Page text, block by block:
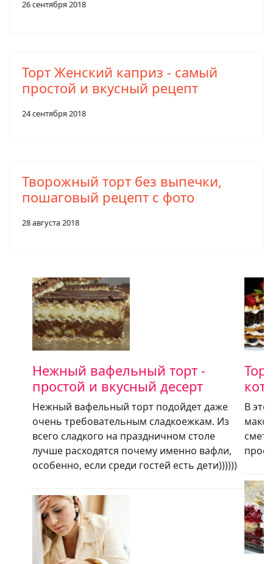
26 сентября 2018
Торт Женский каприз - самый
простой и вкусный рецепт
24 сентября 2018
Творожный торт без выпечки,
пошаговый рецепт с фото
28 августа 2018
Нежный вафельный торт -
простой и вкусный десерт
Нежный вафельный торт подойдет даже
очень требовательным сладкоежкам. Из
всего сладкого на праздничном столе
лучше расходятся почему именно вафли,
особенно, если среди гостей есть дети))))))
В